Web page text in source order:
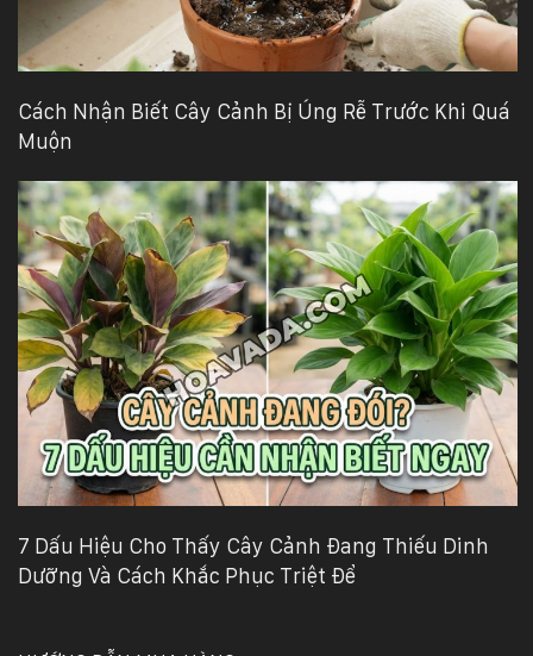
Cách Nhận Biết Cây Cảnh Bị Úng Rễ Trước Khi Quá
Muộn
7 Dấu Hiệu Cho Thấy Cây Cảnh Đang Thiếu Dinh
Dưỡng Và Cách Khắc Phục Triệt Để